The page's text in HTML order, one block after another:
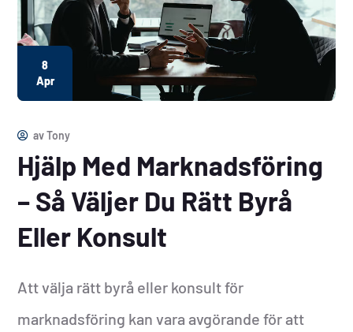
8
Apr
avTony
Hjälp Med Marknadsföring
– Så Väljer Du Rätt Byrå
Eller Konsult
Att välja rätt byrå eller konsult för
marknadsföring kan vara avgörande för att